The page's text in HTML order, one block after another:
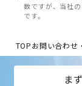
数ですが、当社
です。
TOPお問い合わせ
ま